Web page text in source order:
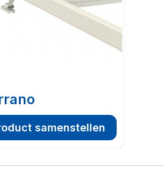
samenstellen